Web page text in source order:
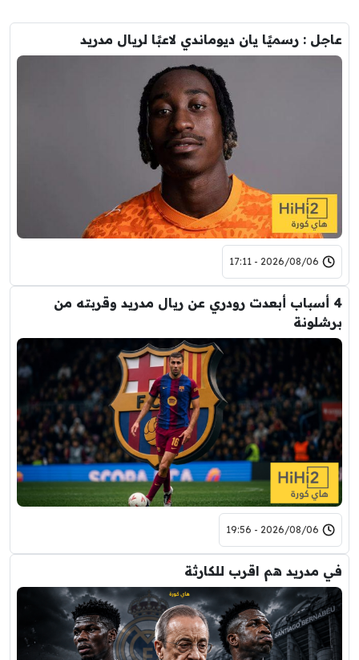
عاجل : رسميًا يان ديوماندي لاعبًا لريال مدريد
2026/08/06 - 17:11
4 أسباب أبعدت رودري عن ريال مدريد وقربته من
برشلونة
2026/08/06 - 19:56
في مدريد هم اقرب للكارثة